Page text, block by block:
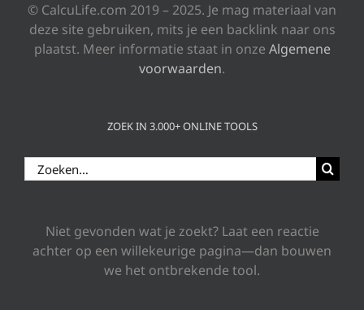
© CalcuLife.com 2019 – 2025. Je mag materiaal van
deze site gebruiken, mits je een backlink naar ons
plaatst. Meer informatie staat in onze Algemene
voorwaarden.
ZOEK IN 3.000+ ONLINE TOOLS
Zoeken
naar:
Niet gevonden wat je zoekt? Laat een reactie
achter op een willekeurige pagina—dan bouwen
we het ontbrekende tool.